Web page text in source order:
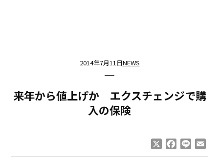
2014年7月11日NEWS
来年から値上げか エクスチェンジで購
入の保険
Facebook
Line